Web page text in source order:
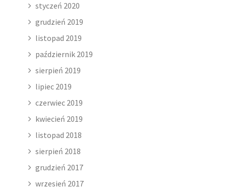
styczeń 2020
grudzień 2019
listopad 2019
październik 2019
sierpień 2019
lipiec 2019
czerwiec 2019
kwiecień 2019
listopad 2018
sierpień 2018
grudzień 2017
wrzesień 2017